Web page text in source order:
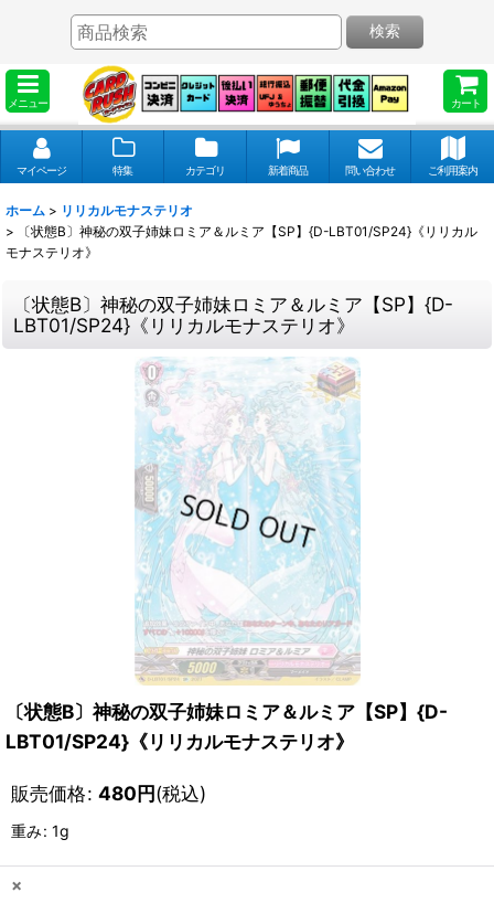
メニュー カート
検索
マイページ 特集 カテゴリ 新着商品 問い合わせ ご利用案内
ホーム > リリカルモナステリオ
>
〔状態B〕神秘の双子姉妹ロミア＆ルミア【SP】{D-LBT01/SP24}《リリカル
モナステリオ》
〔状態B〕神秘の双子姉妹ロミア＆ルミア【SP】{D-
LBT01/SP24}《リリカルモナステリオ》
〔状態B〕神秘の双子姉妹ロミア＆ルミア【SP】{D-
LBT01/SP24}《リリカルモナステリオ》
販売価格: 480円(税込)
重み: 1g
×